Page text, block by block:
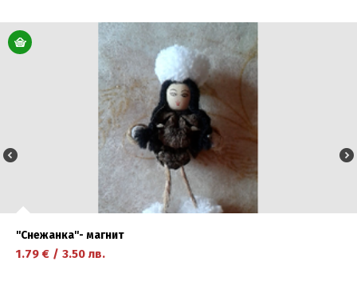
научете повече
''Снежанка''- магнит
1.79 € / 3.50 лв.